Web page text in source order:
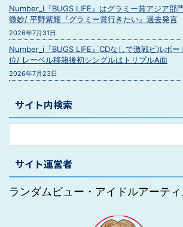
Number_i『BUGS LIFE』はグラミー賞アジア部
微妙/ 平野紫耀『グラミー賞行きたい』過去発言
2026年7月31日
Number_i『BUGS LIFE』CDなしで激戦ビルボ
位/ レーベル移籍後初シングルはトリプルA面
2026年7月23日
サイト内検索
サイト運営者
ランダムビュー・アイドルアーテ